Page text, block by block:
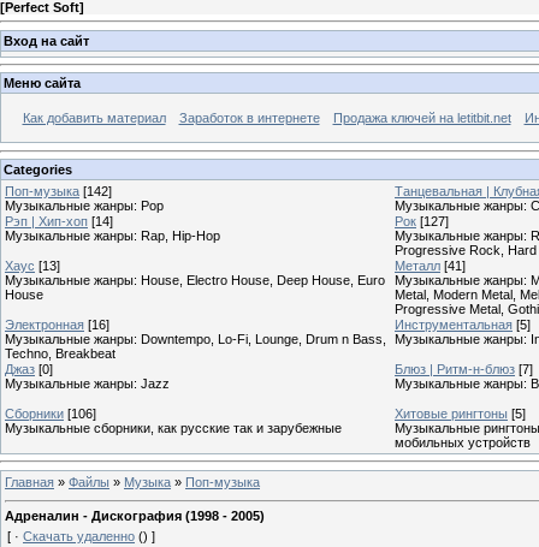
[Perfect Soft]
Вход на сайт
Меню сайта
Как добавить материал Заработок в интернете Продажа ключей на letitbit.net
Categories
Поп-музыка [142]
Музыкальные жанры: Pop
Танцевальная |
Музыкальные жанры:
Рэп | Хип-хоп [14]
Музыкальные жанры: Rap, Hip-Hop
Рок [127]
Музыкальные жанры:
Progressive Rock,
Хаус [13]
Музыкальные жанры: House, Electro House, Deep House, Euro
House
Металл [41]
Музыкальные жанры:
Metal, Modern Metal,
Progressive Metal,
Электронная [16]
Музыкальные жанры: Downtempo, Lo-Fi, Lounge, Drum n Bass,
Techno, Breakbeat
Инструментальная [5]
Музыкальные жанры:
Джаз [0]
Музыкальные жанры: Jazz
Блюз | Ритм-н-блюз [7]
Музыкальные жанры:
Сборники [106]
Музыкальные сборники, как русские так и зарубежные
Хитовые рингтоны [5]
Музыкальные
мобильных устройств
Главная » Файлы » Музыка » Поп-музыка
Адреналин - Дискография (1998 - 2005)
[ · Скачать удаленно () ]